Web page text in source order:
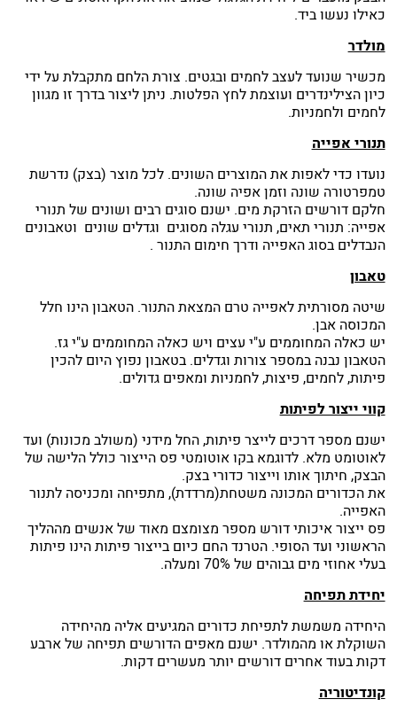
כאילו נעשו ביד.
מולדר
מכשיר שנועד לעצב לחמים ובגטים. צורת הלחם מתקבלת על ידי
כיון הצילינדרים ועוצמת לחץ הפלטות. ניתן ליצור בדרך זו מגוון
לחמים ולחמניות.
תנורי אפייה
נועדו כדי לאפות את המוצרים השונים. לכל מוצר (בצק) נדרשת
טמפרטורה שונה וזמן אפיה שונה.
חלקם דורשים הזרקת מים. ישנם סוגים רבים ושונים של תנורי
אפייה: תנורי תאים, תנורי עגלה מסוגים וגדלים שונים וטאבונים
הנבדלים בסוג האפייה ודרך חימום התנור .
טאבון
שיטה מסורתית לאפייה טרם המצאת התנור. הטאבון הינו חלל
המכוסה אבן.
יש כאלה המחוממים ע"י עצים ויש כאלה המחוממים ע"י גז.
הטאבון נבנה במספר צורות וגדלים. בטאבון נפוץ היום להכין
פיתות, לחמים, פיצות, לחמניות ומאפים גדולים.
קווי ייצור לפיתות
ישנם מספר דרכים לייצר פיתות, החל מידני (משולב מכונות) ועד
לאוטומט מלא. לדוגמא בקו אוטומטי פס הייצור כולל הלישה של
הבצק, חיתוך אותו וייצור כדורי בצק.
את הכדורים המכונה משטחת(מרדדת), מתפיחה ומכניסה לתנור
האפייה.
פס ייצור איכותי דורש מספר מצומצם מאוד של אנשים מההליך
הראשוני ועד הסופי. הטרנד החם כיום בייצור פיתות הינו פיתות
בעלי אחוזי מים גבוהים של 70% ומעלה.
יחידת תפיחה
היחידה משמשת לתפיחת כדורים המגיעים אליה מהיחידה
השוקלת או מהמולדר. ישנם מאפים הדורשים תפיחה של ארבע
דקות בעוד אחרים דורשים יותר מעשרים דקות.
קונדיטוריה